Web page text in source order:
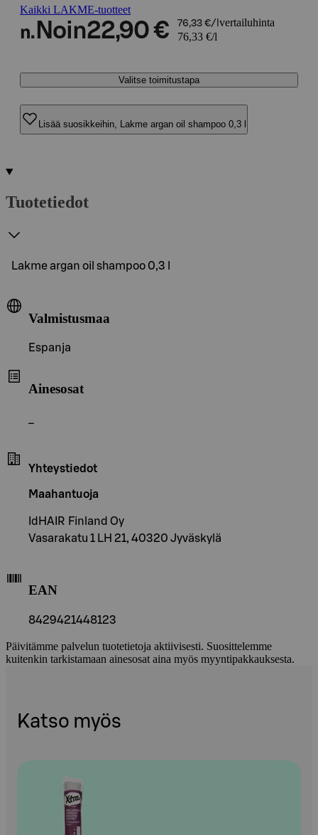
Kaikki LAKME-tuotteet
n. Noin22,90 € 76,33 €/l vertailuhinta
76,33 €/l
Valitse toimitustapa
Lisää suosikkeihin, Lakme argan oil shampoo 0,3 l
Tuotetiedot
Lakme argan oil shampoo 0,3 l
Valmistusmaa
Espanja
Ainesosat
Yhteystiedot
Maahantuoja
IdHAIR Finland Oy
Vasarakatu 1 LH 21, 40320 Jyväskylä
EAN
8429421448123
Päivitämme palvelun tuotetietoja aktiivisesti. Suosittelemme
kuitenkin tarkistamaan ainesosat aina myös myyntipakkauksesta.
Katso myös